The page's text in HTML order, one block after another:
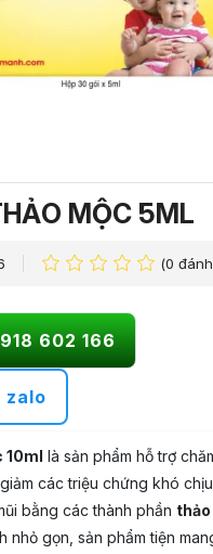
MỘC 5ML
(0
602 166
zalo
là sản phẩm hỗ trợ
các triệu chứng khó
bằng các thành phần
nhỏ gọn, sản phẩm tiện